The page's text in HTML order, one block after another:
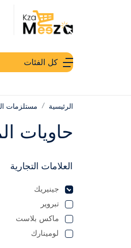
كل الفئات
الرئيسية مستلزمات
حاويات
العلامات التجارية
جينيريك
تبروير
ماكس بلاست
لومينارك